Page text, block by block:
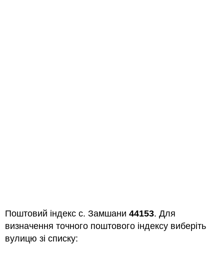
Поштовий індекс с. Замшани 44153. Для
визначення точного поштового індексу виберіть
вулицю зі списку: